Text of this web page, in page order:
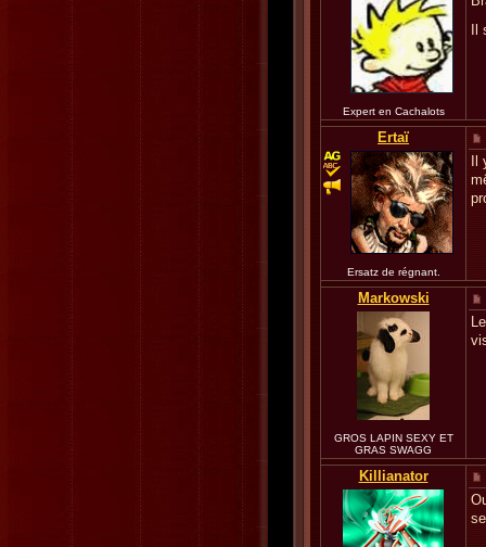
Expert en Cachalots
Ertaï
Ersatz de régnant.
Markowski
GROS LAPIN SEXY ET
GRAS SWAGG
Killianator